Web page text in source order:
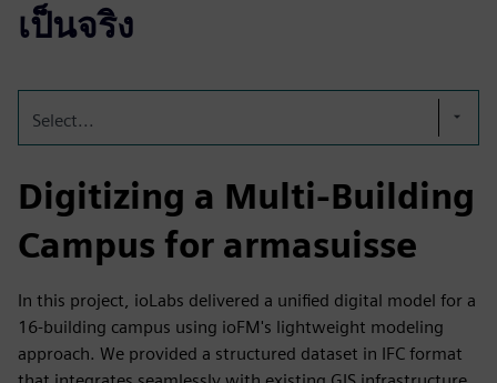
เป็นจริง
Select...
Digitizing a Multi-Building
Campus for armasuisse
In this project, ioLabs delivered a unified digital model for a
16-building campus using ioFM's lightweight modeling
approach. We provided a structured dataset in IFC format